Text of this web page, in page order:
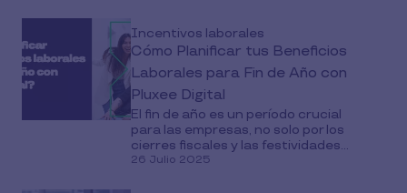
Incentivos laborales
Cómo Planificar tus Beneficios
Laborales para Fin de Año con
Pluxee Digital
El fin de año es un período crucial
para las empresas, no solo por los
cierres fiscales y las festividades...
26 Julio 2025